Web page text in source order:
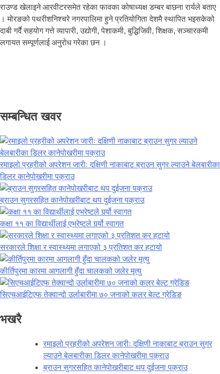
राउण्ड खेलाइने आरवीटरसमेत रहेका फावका कोषाध्यक्ष डम्बर बाछना रार्यले बताए
। मोरङको पथरीशनिश्चरे नगरपालिमा हुने प्रतियोगिता देशमै स्थापित भइसकेको
दाबी गर्दै सहयोग गत्ते व्यापारी, उद्योगी, पेशाकमी, बुद्धिजिवी, शिक्षक, सञ्चारकमी
लगायत सम्पूर्णलाई अनुरोध गरेका छन ।
सम्बन्धित खवर
रमाइलो प्रहरीको अपरेशन जारीः दक्षिणी नाकाबाट ब्राउन सुगर ल्याउने बेलबारीका
डिलर कानेपोखरीमा पक्राउ
ब्राउन सुगरसहित कानेपोखरीबाट थप दुईजना पक्राउ
कक्षा ११ का विद्यार्थीलाई एभरेष्टले गर्र्यो स्वागत
सरकारले शिक्षा र स्वास्थ्यमा लगाएको ३ प्रतिशत कर हटायो
कीर्तिपुरमा कारमा आगलागी हुँदा चालकको जलेर मृत्यु
सिएचआईटिएफ तेक्वान्दो उर्लाबारीमा ७० जनाको कलर बेल्ट ग्रेडिङ
भखरै
रमाइलो प्रहरीको अपरेशन जारीः दक्षिणी नाकाबाट ब्राउन सुगर
ल्याउने बेलबारीका डिलर कानेपोखरीमा पक्राउ
ब्राउन सुगरसहित कानेपोखरीबाट थप दुईजना पक्राउ